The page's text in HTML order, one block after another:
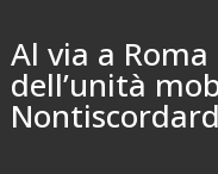
Al via a
dell’unità